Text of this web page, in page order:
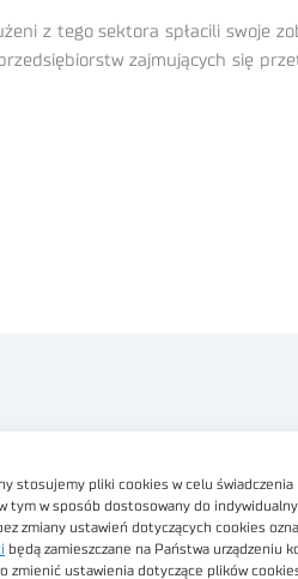
stosujemy pliki cookies w celu świadczenia
tym w sposób dostosowany do
zmiany ustawień dotyczących cookies
będą zamieszczane na Państwa urządzeniu
zmienić ustawienia dotyczące plików
z tego sektora spłacili swoje
zajmujących się
cyfrowa
Portalu
sklepu